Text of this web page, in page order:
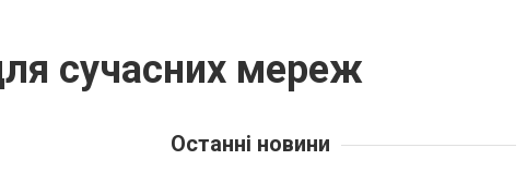
сучасних мереж
Останні новини